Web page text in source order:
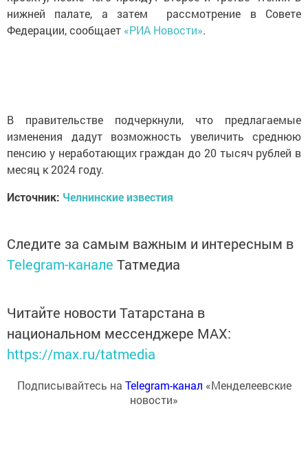
нижней палате, а затем рассмотрение в Совете
Федерации, сообщает «РИА Новости».
В правительстве подчеркнули, что предлагаемые
изменения дадут возможность увеличить среднюю
пенсию у неработающих граждан до 20 тысяч рублей в
месяц к 2024 году.
Источник: Челнинские известия
Следите за самым важным и интересным в
Telegram-канале Татмедиа
Читайте новости Татарстана в
национальном мессенджере MАХ:
https://max.ru/tatmedia
Подписывайтесь на Telegram-канал «Менделеевские
новости»